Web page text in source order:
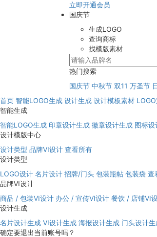
立即开通会员
国庆节
生成LOGO
查询商标
找模版素材
热门搜索
国庆节 中秋节 双11 万圣节
首页 智能LOGO生成 设计生成 设计模板素材
智能生成
智能LOGO生成 印章设计生成 徽章设计生成 图标设
设计模版中心
设计类型 品牌VI设计 查看所有
设计类型
LOGO设计 名片设计 招牌/门头 包装瓶帖 包装袋 查
品牌VI设计
商品 / 包装VI设计 办公 / 宣传VI设计 餐饮 / 店铺VI
设计生成
名片设计生成 VI设计生成 海报设计生成 门头设计生
确定要退出当前账号吗？